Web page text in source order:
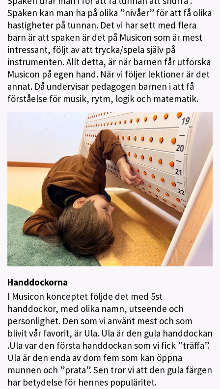
Spaken kan man ha på olika ”nivåer” för att få olika
hastigheter på tunnan. Det vi har sett med flera
barn är att spaken är det på Musicon som är mest
intressant, följt av att trycka/spela själv på
instrumenten. Allt detta, är när barnen får utforska
Musicon på egen hand. När vi följer lektioner är det
annat. Då undervisar pedagogen barnen i att få
förståelse för musik, rytm, logik och matematik.
Handdockorna
I Musicon konceptet följde det med 5st
handdockor, med olika namn, utseende och
personlighet. Den som vi använt mest och som
blivit vår favorit, är Ula. Ula är den gula handdockan
.Ula var den första handdockan som vi fick ”träffa”.
Ula är den enda av dom fem som kan öppna
munnen och ”prata”. Sen tror vi att den gula färgen
har betydelse för hennes populäritet.